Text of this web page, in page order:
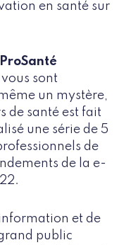
en santé sur
sont
un mystère,
de santé est fait
une série de 5
de
de la e-
et de
public